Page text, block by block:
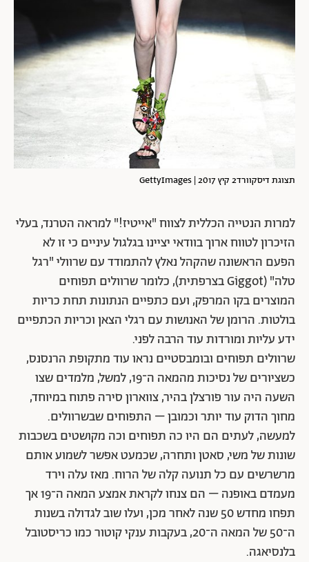
תצוגת דיסקוורד2 קיץ 2017 | GettyImages
למרות הנטייה הכללית לצווח "אייטיז!" למראה הטרנד, בעלי
הזיכרון לטווח ארוך בוודאי יציינו בגלגול עיניים כי זו לא
הפעם הראשונה שהקהל נאלץ להתמודד עם שרוולי "רגל
טלה" (Giggot בצרפתית), כלומר שרוולים תפוחים
המוצרים בקו המרפק, ועם כתפיים הנתונות תחת כריות
בולטות. הרומן של האנושות עם רגלי הצאן וכריות הכתפיים
ידע עליות ומורדות עוד הרבה לפני.
שרוולים תפוחים ובומבסטיים נראו עוד מתקופת הרנסנס,
כשציורים של נסיכות מהמאה ה־19, למשל, מלמדים שצו
השעה היה עור פורצלן בהיר, צווארון סירה פתוח במיוחד,
מחוך הדוק עוד יותר וכמובן – התפוחים שבשרוולים.
למעשה, לעתים הם היו כה תפוחים וכה מקושטים בשכבות
שונות של משי, סאטן ותחרה, שכמעט אפשר לשמוע אותם
מרשרשים עם כל תנועה קלה של הרוח. מאז עלה וירד
מעמדם באופנה – הם צנחו לקראת אמצע המאה ה־19 אך
תפחו מחדש 50 שנה לאחר מכן, ועלו שוב לגדולה בשנות
ה־50 של המאה ה־20, בעקבות ענקי קוטור כמו כריסטובל
בלנסיאגה.